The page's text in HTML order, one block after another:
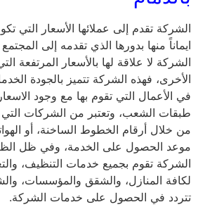
الشركة تقدم إلى عملائها الأسعار التي
ايماناً منها بدورها الذي تقدمه إلى
الشركة لا علاقة لها بالأسعار المرتفعة
الأخرى، فهذه الشركة تتميز بالجودة
في الأعمال التي تقوم بها مع وجود
طبقات الشعب، وتعتبر من الشركات
من خلال أرقام الخطوط الساخنة، أو
موعد الحصول على الخدمة، وفي ظل
الشركة تقوم بجميع خدمات التنظيف،
لكافة المنازل، والشقق والمؤسسات،
تتردد في الحصول على خدمات الشركة.